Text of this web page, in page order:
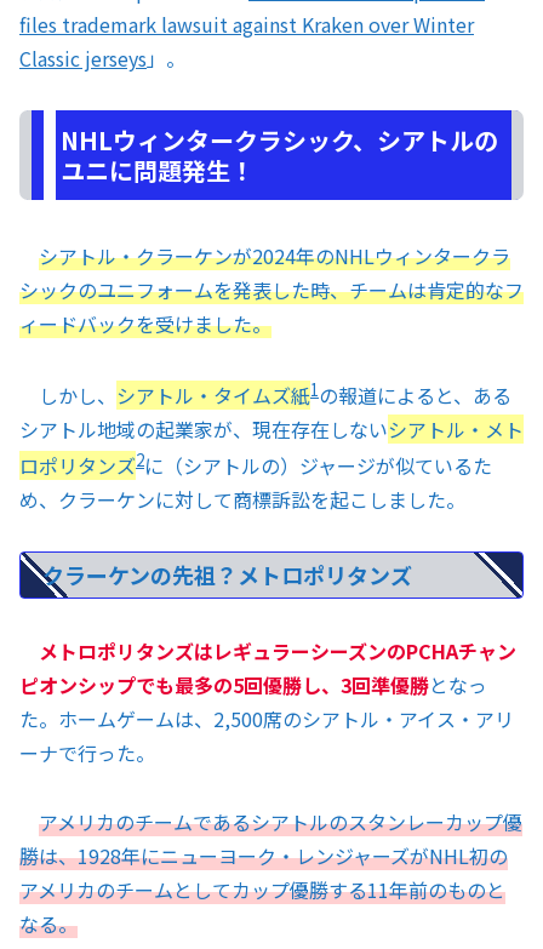
files trademark lawsuit against Kraken over Winter
Classic jerseys」。
NHLウィンタークラシック、シアトルの
ユニに問題発生！
シアトル・クラーケンが2024年のNHLウィンタークラ
シックのユニフォームを発表した時、チームは肯定的なフ
ィードバックを受けました。
しかし、 シアトル・タイムズ紙1の報道によると、ある
シアトル地域の起業家が、現在存在しないシアトル・メト
ロポリタンズ2に（シアトルの）ジャージが似ているた
め、クラーケンに対して商標訴訟を起こしました。
クラーケンの先祖？メトロポリタンズ
メトロポリタンズはレギュラーシーズンのPCHAチャン
ピオンシップでも最多の5回優勝し、3回準優勝となっ
た。ホームゲームは、2,500席のシアトル・アイス・アリ
ーナで行った。
アメリカのチームであるシアトルのスタンレーカップ優
勝は、1928年にニューヨーク・レンジャーズがNHL初の
アメリカのチームとしてカップ優勝する11年前のものと
なる。